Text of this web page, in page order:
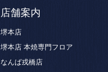
店舗案内
堺本店
堺本店 本焼専門フロア
なんば戎橋店